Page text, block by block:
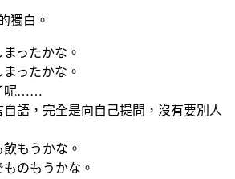
獨白。
ったかな。
ったかな。
呢……
語，完全是向自己提問，沒有要別人
もうかな。
のもうかな。